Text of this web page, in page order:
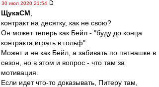
30 июл 2020 21:54
ЩукаСМ
контракт на десятку, как не свою?
Он может теперь как Бейл - "буду до конца
контракта играть в гольф".
Может и не как Бейл, а забивать по пятнашке в
сезон, но в этом и вопрос - что там за
мотивация.
Если идет что-то доказывать, Питеру там,